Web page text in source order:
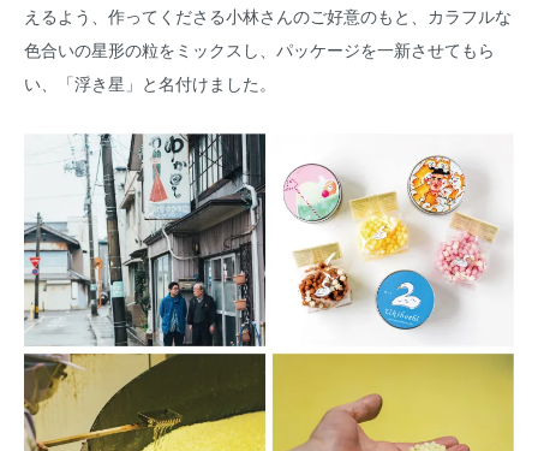
えるよう、作ってくださる小林さんのご好意のもと、カラフルな
色合いの星形の粒をミックスし、パッケージを一新させてもら
い、「浮き星」と名付けました。